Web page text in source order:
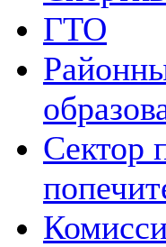
ГТО
Сектор